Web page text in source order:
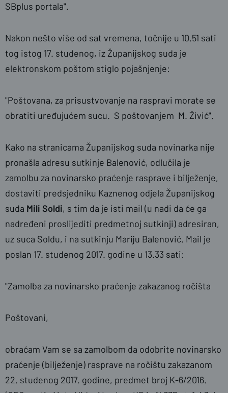
SBplus portala".
Nakon nešto više od sat vremena, točnije u 10.51 sati
tog istog 17. studenog, iz Županijskog suda je
elektronskom poštom stiglo pojašnjenje:
"Poštovana, za prisustvovanje na raspravi morate se
obratiti uređujućem sucu. S poštovanjem M. Živić".
Kako na stranicama Županijskog suda novinarka nije
pronašla adresu sutkinje Balenović, odlučila je
zamolbu za novinarsko praćenje rasprave i bilježenje,
dostaviti predsjedniku Kaznenog odjela Županijskog
suda Mili Soldi, s tim da je isti mail (u nadi da će ga
nadređeni proslijediti predmetnoj sutkinji) adresiran,
uz suca Soldu, i na sutkinju Mariju Balenović. Mail je
poslan 17. studenog 2017. godine u 13.33 sati:
"Zamolba za novinarsko praćenje zakazanog ročišta
Poštovani,
obraćam Vam se sa zamolbom da odobrite novinarsko
praćenje (bilježenje) rasprave na ročištu zakazanom
22. studenog 2017. godine, predmet broj K-6/2016.